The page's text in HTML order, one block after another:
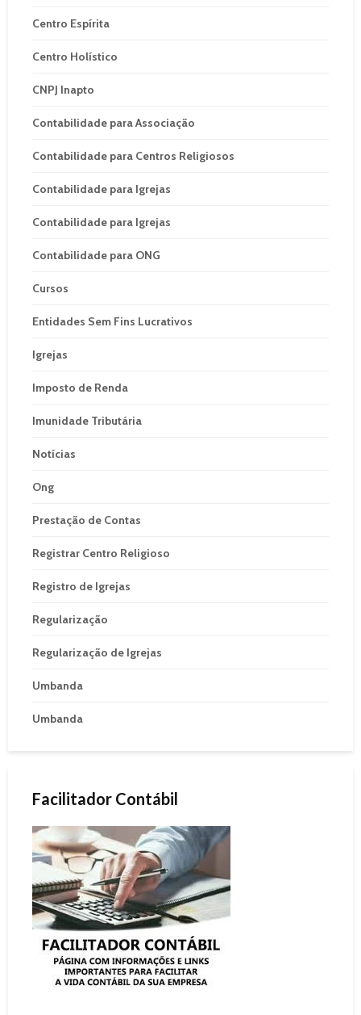
Centro Espírita
Centro Holístico
CNPJ Inapto
Contabilidade para Associação
Contabilidade para Centros Religiosos
Contabilidade para Igrejas
Contabilidade para Igrejas
Contabilidade para ONG
Cursos
Entidades Sem Fins Lucrativos
Igrejas
Imposto de Renda
Imunidade Tributária
Notícias
Ong
Prestação de Contas
Registrar Centro Religioso
Registro de Igrejas
Regularização
Regularização de Igrejas
Umbanda
Umbanda
Facilitador Contábil